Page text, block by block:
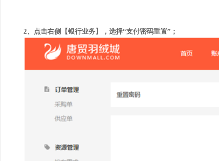
2、点击右侧【银行业务】，选择“支付密码重置”；